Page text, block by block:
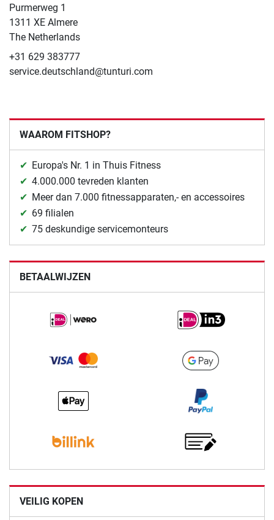
​Purmerweg 1
1311 XE Almere
The Netherlands
+31 629 383777
service.deutschland@tunturi.com
WAAROM FITSHOP?
Europa's Nr. 1 in Thuis Fitness
4.000.000 tevreden klanten
Meer dan 7.000 fitnessapparaten,- en accessoires
69 filialen
75 deskundige servicemonteurs
BETAALWIJZEN
VEILIG KOPEN